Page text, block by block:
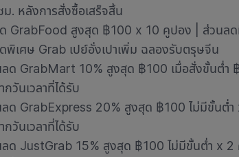
. หลังการสั่งซื้อเสร็จสิ้น
GrabFood สูงสุด ฿100 x 10 คูปอง | ส่วนลด
พิเศษ Grab เปย์อั่งเปาเพิ่ม ฉลองรับตรุษจีน
ลด GrabMart 10% สูงสุด ฿100 เมื่อสั่งขั้นต่
กวันเวลาที่ได้รับ
ลด GrabExpress 20% สูงสุด ฿100 ไม่มีขั้นต่
กวันเวลาที่ได้รับ
ลด JustGrab 15% สูงสุด ฿100 ไม่มีขั้นต่ำ x